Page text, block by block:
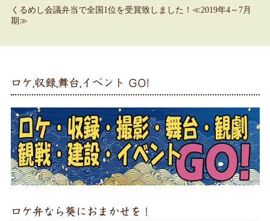
くるめし会議弁当で全国1位を受賞致しました！≪2019年4～7月
期≫
ロケ,収録,舞台,イベント GO!
ロケ弁なら葵におまかせを！